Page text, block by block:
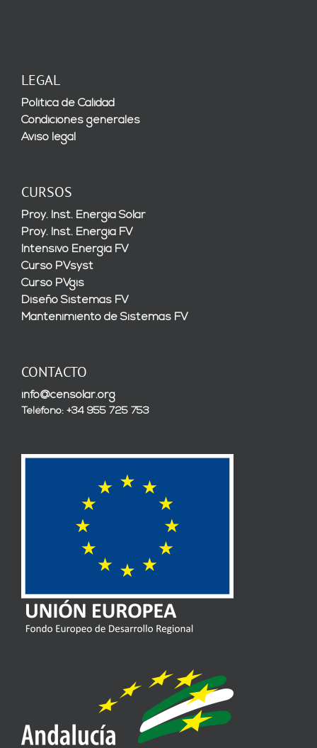
LEGAL
Política de Calidad
Condiciones generales
Aviso legal
CURSOS
Proy. Inst. Energía Solar
Proy. Inst. Energía FV
Intensivo Energía FV
Curso PVsyst
Curso PVgis
Diseño Sistemas FV
Mantenimiento de Sistemas FV
CONTACTO
info@censolar.org
Teléfono: +34 955 725 753